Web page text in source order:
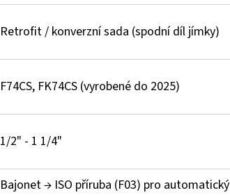
Retrofit / konverzní sada (spodní díl jímky)
F74CS, FK74CS (vyrobené do 2025)
1/2" - 1 1/4"
Bajonet → ISO příruba (F03) pro automatický